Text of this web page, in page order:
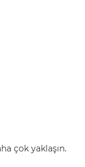
çok yaklaşın.